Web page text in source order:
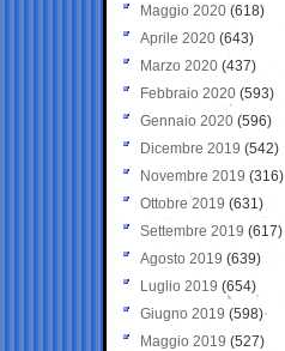
Maggio 2020 (618)
Aprile 2020 (643)
Marzo 2020 (437)
Febbraio 2020 (593)
Gennaio 2020 (596)
Dicembre 2019 (542)
Novembre 2019 (316)
Ottobre 2019 (631)
Settembre 2019 (617)
Agosto 2019 (639)
Luglio 2019 (654)
Giugno 2019 (598)
Maggio 2019 (527)